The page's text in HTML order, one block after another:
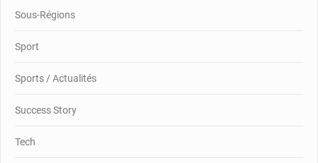
Sous-Régions
Sport
Sports / Actualités
Success Story
Tech